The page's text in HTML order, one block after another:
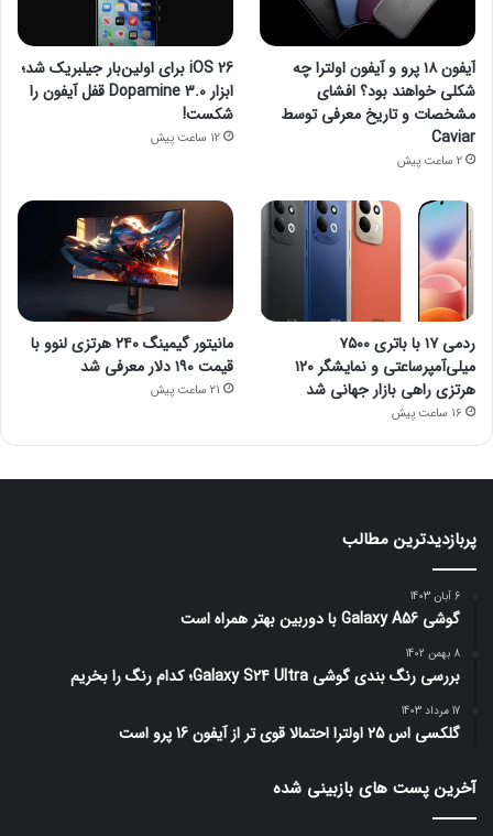
آیفون ۱۸ پرو و آیفون اولترا چه
شکلی خواهند بود؟ افشای
مشخصات و تاریخ معرفی توسط
Caviar
2 ساعت پیش
iOS 26 برای اولین‌بار جیلبریک شد؛
ابزار Dopamine 3.0 قفل آیفون را
شکست!
12 ساعت پیش
ردمی ۱۷ با باتری ۷۵۰۰
میلی‌آمپرساعتی و نمایشگر ۱۲۰
هرتزی راهی بازار جهانی شد
16 ساعت پیش
مانیتور گیمینگ ۲۴۰ هرتزی لنوو با
قیمت ۱۹۰ دلار معرفی شد
21 ساعت پیش
پربازدیدترین مطالب
6 آبان 1403
گوشی Galaxy A56 با دوربین بهتر همراه است
8 بهمن 1402
بررسی رنگ بندی گوشی Galaxy S24 Ultra؛ کدام رنگ را بخریم
17 مرداد 1403
گلکسی اس 25 اولترا احتمالا قوی تر از آیفون 16 پرو است
آخرین پست های بازبینی شده